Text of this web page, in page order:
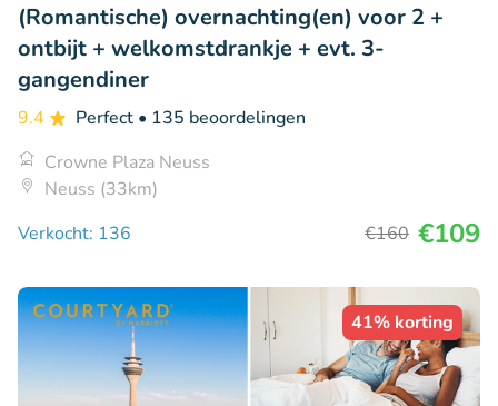
(Romantische) overnachting(en) voor 2 +
ontbijt + welkomstdrankje + evt. 3-
gangendiner
9.4 Perfect • 135 beoordelingen
Crowne Plaza Neuss
Neuss (33km)
Verkocht: 136
€160 €109
41% korting